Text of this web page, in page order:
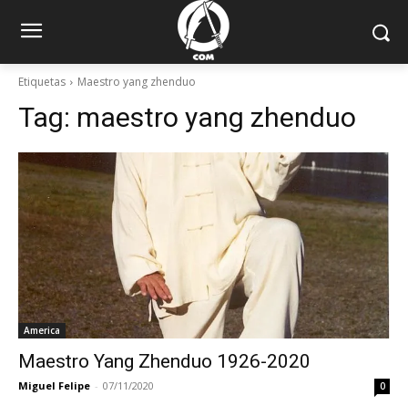
Etiquetas Maestro yang zhenduo
Tag: maestro yang zhenduo
America
Maestro Yang Zhenduo 1926-2020
Miguel Felipe - 07/11/2020 0